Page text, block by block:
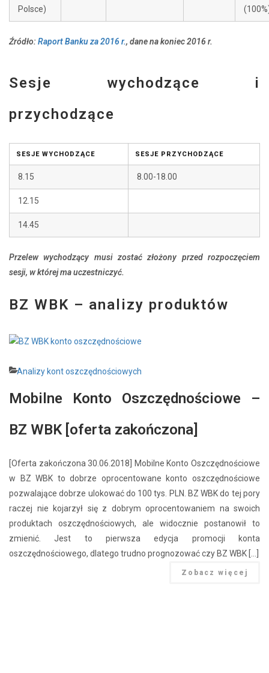
Polsce)
Źródło:Raport Banku za 2016 r., dane na koniec 2016 r.
Sesje wychodzące i
przychodzące
SESJE WYCHODZĄCE SESJE PRZYCHODZĄCE
8.15 8.00-18.00
12.15
14.45
Przelew wychodzący musi zostać złożony przed rozpoczęciem
sesji, w której ma uczestniczyć.
BZ WBK – analizy produktów
Analizy kont oszczędnościowych
Mobilne Konto Oszczędnościowe –
BZ WBK [oferta zakończona]
[Oferta zakończona 30.06.2018] Mobilne Konto Oszczędnościowe
w BZ WBK to dobrze oprocentowane konto oszczędnościowe
pozwalające dobrze ulokować do 100 tys. PLN. BZ WBK do tej pory
raczej nie kojarzył się z dobrym oprocentowaniem na swoich
produktach oszczędnościowych, ale widocznie postanowił to
zmienić. Jest to pierwsza edycja promocji konta
oszczędnościowego, dlatego trudno prognozować czy BZ WBK […]
Zobacz więcej